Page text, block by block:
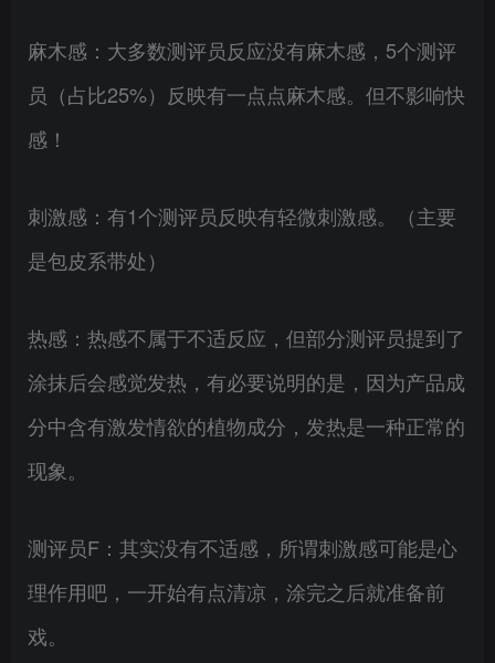
麻木感：大多数测评员反应没有麻木感，5个测评
员（占比25%）反映有一点点麻木感。但不影响快
感！
刺激感：有1个测评员反映有轻微刺激感。（主要
是包皮系带处）
热感：热感不属于不适反应，但部分测评员提到了
涂抹后会感觉发热，有必要说明的是，因为产品成
分中含有激发情欲的植物成分，发热是一种正常的
现象。
测评员F：其实没有不适感，所谓刺激感可能是心
理作用吧，一开始有点清凉，涂完之后就准备前
戏。